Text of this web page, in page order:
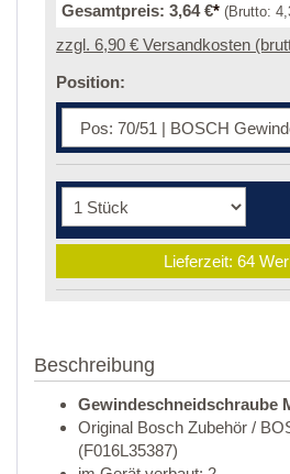
Gesamtpreis: 3,64 €* (Brutto:
zzgl. 6,90 € Versandkosten
Position:
Lieferzeit: 64
Beschreibung
Gewindeschneidschraube
Original Bosch Zubehör /
(F016L35387)